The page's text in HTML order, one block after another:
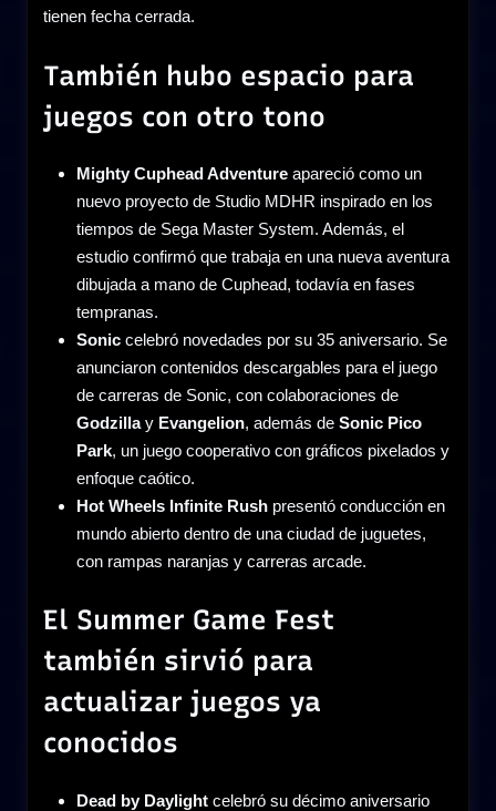
tienen fecha cerrada.
También hubo espacio para
juegos con otro tono
Mighty Cuphead Adventure apareció como un
nuevo proyecto de Studio MDHR inspirado en los
tiempos de Sega Master System. Además, el
estudio confirmó que trabaja en una nueva aventura
dibujada a mano de Cuphead, todavía en fases
tempranas.
Sonic celebró novedades por su 35 aniversario. Se
anunciaron contenidos descargables para el juego
de carreras de Sonic, con colaboraciones de
Godzillay Evangelion, además de Sonic Pico
Park, un juego cooperativo con gráficos pixelados y
enfoque caótico.
Hot Wheels Infinite Rush presentó conducción en
mundo abierto dentro de una ciudad de juguetes,
con rampas naranjas y carreras arcade.
El Summer Game Fest
también sirvió para
actualizar juegos ya
conocidos
Dead by Daylight celebró su décimo aniversario